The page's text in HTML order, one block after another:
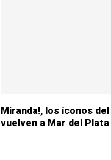
Miranda!, los íconos del
vuelven a Mar del Plata